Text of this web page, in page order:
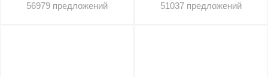
56979 предложений 51037 предложений